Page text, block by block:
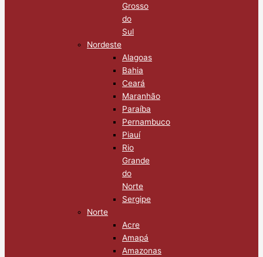
Grosso
do
Sul
Nordeste
Alagoas
Bahia
Ceará
Maranhão
Paraíba
Pernambuco
Piauí
Rio
Grande
do
Norte
Sergipe
Norte
Acre
Amapá
Amazonas